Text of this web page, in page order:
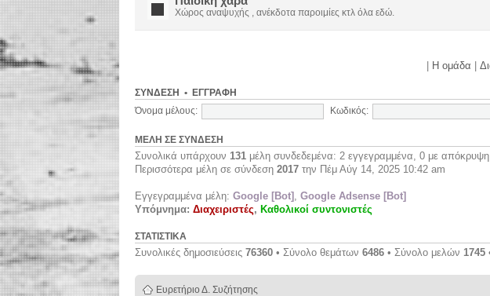
Χώρος αναψυχής , ανέκδοτα παροιμίες κτλ όλα εδώ.
Η ομάδα
ΣΎΝΔΕΣΗ • ΕΓΓΡΑΦΉ
Όνομα μέλους: Κωδικός:
ΜΈΛΗ ΣΕ ΣΎΝΔΕΣΗ
Συνολικά υπάρχουν 131 μέλη συνδεδεμένα: 2 εγγεγραμμένα, 0 με
Περισσότερα μέλη σε σύνδεση 2017 την Πέμ Αύγ 14, 2025 10:42 am
Εγγεγραμμένα μέλη: Google [Bot] , Google Adsense [Bot]
Υπόμνημα: Διαχειριστές, Καθολικοί συντονιστές
ΣΤΑΤΙΣΤΙΚΆ
Συνολικές δημοσιεύσεις 76360 • Σύνολο θεμάτων 6486 • Σύνολο μελών 1745
Ευρετήριο Δ. Συζήτησης